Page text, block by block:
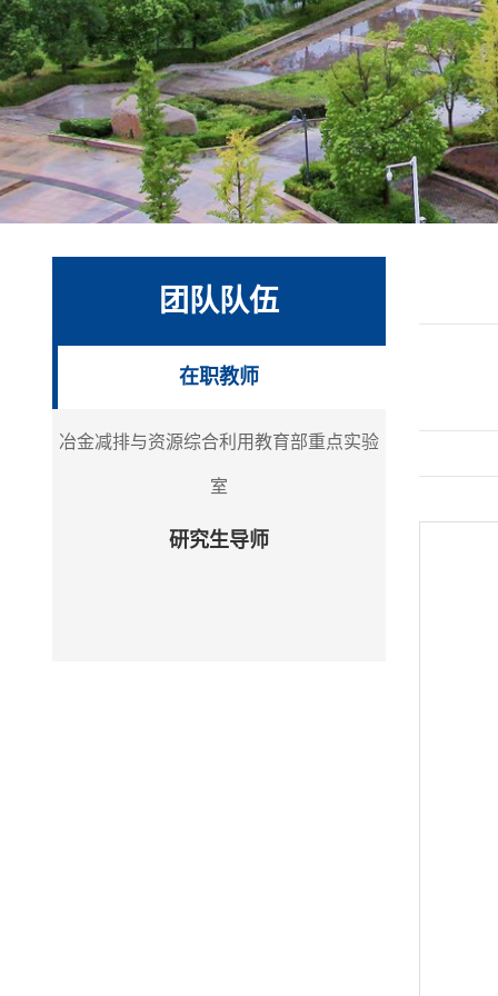
团队队伍
在职教师
冶金减排与资源综合利用教育部重点实验
室
研究生导师